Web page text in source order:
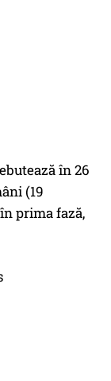
în 26
(19
prima fază,